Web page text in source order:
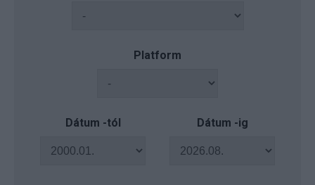
Platform
Dátum -tól Dátum -ig